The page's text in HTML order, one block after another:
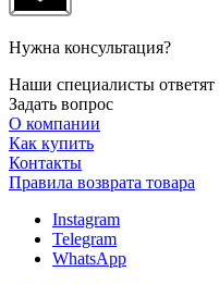
Нужна консультация?
Наши специалисты
Задать вопрос
О компании
Как купить
Контакты
Правила возврата товара
Instagram
Telegram
WhatsApp